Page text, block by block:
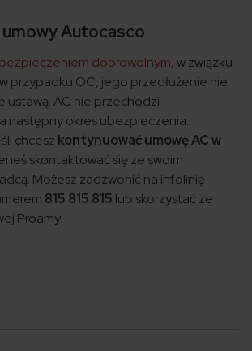
umowy Autocasco
dobrowolnym, w związku
przypadku OC, jego przedłużenie nie
ustawą. AC nie przechodzi
następny okres ubezpieczenia.
chcesz kontynuować umowę AC w
skontaktować się ze swoim
Możesz zadzwonić na infolinię
815 815 815 lub skorzystać ze
Proamy.